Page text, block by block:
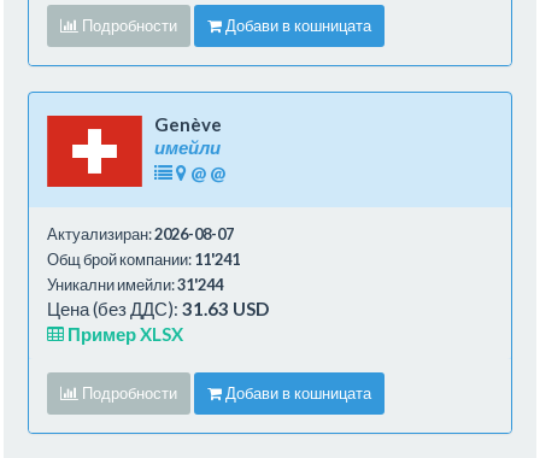
Подробности Добави в кошницата
Genève
имейли
@ @
Актуализиран:2026-08-07
Общ брой компании:11'241
Уникални имейли:31'244
Цена (без ДДС): 31.63 USD
Пример XLSX
Подробности Добави в кошницата